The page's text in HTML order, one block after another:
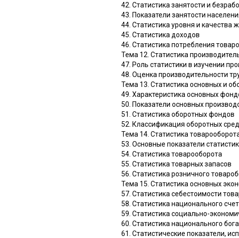
42. Статистика занятости и
43. Показатели занятости
44. Статистика уровня и качества
45. Статистика доходов
46. Статистика потребления
Тема 12. Статистика
47. Роль статистики в изучении
48. Оценка производительности
Тема 13. Статистика основных и
49. Характеристика основных
50. Показатели основных
51. Статистика оборотных фондов
52. Классификация оборотных
Тема 14. Статистика
53. Основные показатели
54. Статистика товарооборота
55. Статистика товарных запасов
56. Статистика розничного
Тема 15. Статистика основных
57. Статистика себестоимости
58. Статистика национального
59. Статистика социально-
60. Статистика национального
61. Статистические показатели,